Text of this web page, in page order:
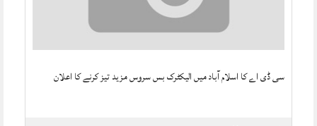
سی ڈی اے کا اسلام آباد میں الیکٹرک بس سروس مزید تیز کرنے کا اعلان